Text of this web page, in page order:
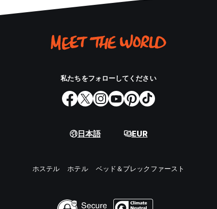
私たちをフォローしてください
日本語 EUR
ホステル ホテル ベッド＆ブレックファースト